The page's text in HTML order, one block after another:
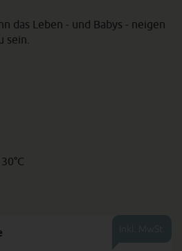
das Leben - und Babys - neigen
sein.